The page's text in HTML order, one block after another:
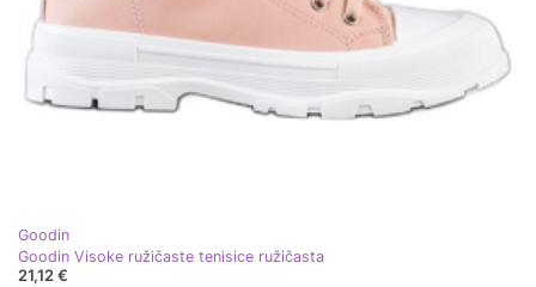
Goodin
Goodin Visoke ružičaste tenisice ružičasta
21,12 €